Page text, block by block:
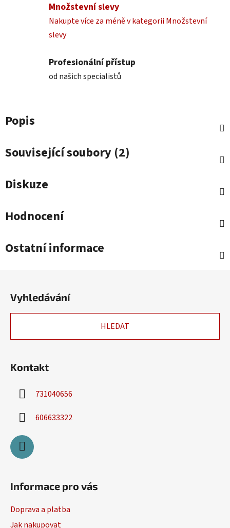
Množstevní slevy
Nakupte více za méně v kategorii Množstevní
slevy
Profesionální přístup
od našich specialistů
Popis
Související soubory (2)
Diskuze
Hodnocení
Ostatní informace
Vyhledávání
HLEDAT
Kontakt
731040656
606633322
Informace pro vás
Doprava a platba
Jak nakupovat